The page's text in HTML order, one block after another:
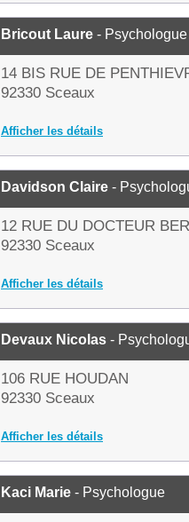
Bricout Laure - Psychologue
14 BIS RUE DE
92330 Sceaux
Afficher les détails
Davidson Claire -
12 RUE DU DOCTEUR
92330 Sceaux
Afficher les détails
Devaux Nicolas -
106 RUE HOUDAN
92330 Sceaux
Afficher les détails
Kaci Marie - Psychologue